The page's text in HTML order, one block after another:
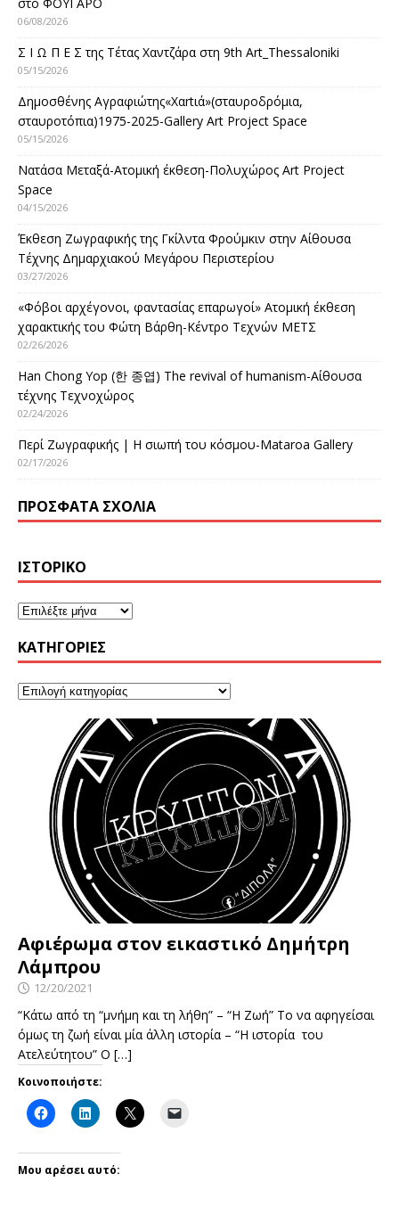
στο ΦΟΥΓΑΡΟ
06/08/2026
Σ Ι Ω Π Ε Σ της Τέτας Χαντζάρα στη 9th Art_Thessaloniki
05/15/2026
Δημοσθένης Αγραφιώτης«Xαrtιά»(σταυροδρόμια,
σταυροτόπια)1975-2025-Gallery Art Project Space
05/15/2026
Νατάσα Μεταξά-Ατομική έκθεση-Πολυχώρος Art Project
Space
04/15/2026
Έκθεση Ζωγραφικής της Γκίλντα Φρούμκιν στην Αίθουσα
Τέχνης Δημαρχιακού Μεγάρου Περιστερίου
03/27/2026
«Φόβοι αρχέγονοι, φαντασίας επαρωγοί» Ατομική έκθεση
χαρακτικής του Φώτη Βάρθη-Κέντρο Τεχνών ΜΕΤΣ
02/26/2026
Han Chong Yop (한 종엽) The revival of humanism-Αίθουσα
τέχνης Τεχνοχώρος
02/24/2026
Περί Ζωγραφικής | Η σιωπή του κόσμου-Mataroa Gallery
02/17/2026
ΠΡΌΣΦΑΤΑ ΣΧΌΛΙΑ
ΙΣΤΟΡΙΚΌ
KΑΤΗΓΟΡΊΕΣ
Αφιέρωμα στον εικαστικό Δημήτρη
Λάμπρου
12/20/2021
“Κάτω από τη “μνήμη και τη λήθη” – “Η Ζωή” Το να αφηγείσαι
όμως τη ζωή είναι μία άλλη ιστορία – “Η ιστορία του
Ατελεύτητου” Ο […]
Κοινοποιήστε:
Μου αρέσει αυτό: